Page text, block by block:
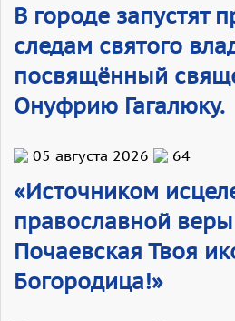
В городе запустят
следам святого
посвящённый
Онуфрию Гагалюку.
05 августа 2026 64
«Источником
православной
Почаевская Твоя
Богородица!»